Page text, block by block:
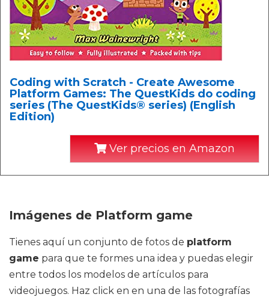
Coding with Scratch - Create Awesome
Platform Games: The QuestKids do coding
series (The QuestKids® series) (English
Edition)
Ver precios en Amazon
Imágenes de Platform game
Tienes aquí un conjunto de fotos de platform
game para que te formes una idea y puedas elegir
entre todos los modelos de artículos para
videojuegos. Haz click en en una de las fotografías